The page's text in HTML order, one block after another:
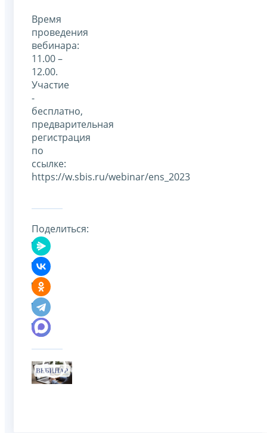
Время
проведения
вебинара:
11.00 –
12.00.
Участие
-
бесплатно,
предварительная
регистрация
по
ссылке:
https://w.sbis.ru/webinar/ens_2023
Поделиться: